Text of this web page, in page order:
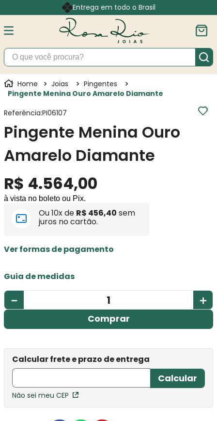
Entrega em todo o Brasil
O que você procura?
Joias
Pingentes
Pingente Menina Ouro Amarelo Diamante
Referência:PI06107
Pingente Menina Ouro
Amarelo Diamante
R$ 4.564,00
à vista no boleto ou Pix.
Ou10x de R$ 456,40 sem
juros no cartão.
Ver formas de pagamento
Guia de medidas
＋
－
Comprar
Não sei meu CEP